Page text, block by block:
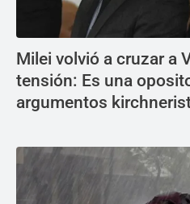
Milei volvió a cruzar a
tensión: Es una
argumentos